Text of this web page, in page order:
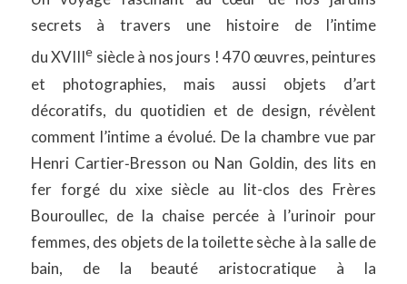
secrets à travers une histoire de l’intime
du XVIIIe siècle à nos jours ! 470 œuvres, peintures
et photographies, mais aussi objets d’art
décoratifs, du quotidien et de design, révèlent
comment l’intime a évolué. De la chambre vue par
Henri Cartier‑Bresson ou Nan Goldin, des lits en
fer forgé du xixe siècle au lit-clos des Frères
Bouroullec, de la chaise percée à l’urinoir pour
femmes, des objets de la toilette sèche à la salle de
bain, de la beauté aristocratique à la